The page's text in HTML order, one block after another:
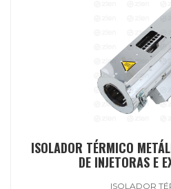
ISOLADOR TÉRMICO
DE INJETORAS E
ISOLADOR